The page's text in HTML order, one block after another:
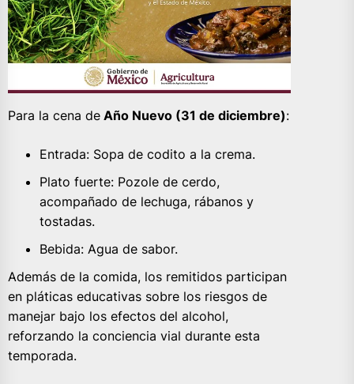
Para la cena de Año Nuevo (31 de diciembre):
Entrada: Sopa de codito a la crema.
Plato fuerte: Pozole de cerdo,
acompañado de lechuga, rábanos y
tostadas.
Bebida: Agua de sabor.
Además de la comida, los remitidos participan
en pláticas educativas sobre los riesgos de
manejar bajo los efectos del alcohol,
reforzando la conciencia vial durante esta
temporada.